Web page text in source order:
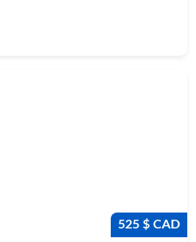
525 $ CAD